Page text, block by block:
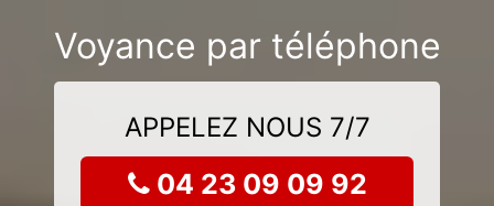
Voyance par téléphone
APPELEZ NOUS 7/7
04 23 09 09 92